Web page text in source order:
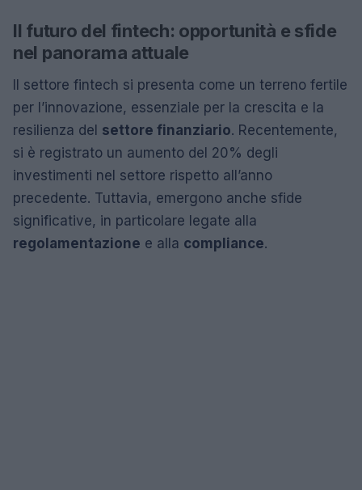
Il futuro del fintech: opportunità e sfide
nel panorama attuale
Il settore fintech si presenta come un terreno fertile
per l’innovazione, essenziale per la crescita e la
resilienza del settore finanziario. Recentemente,
si è registrato un aumento del 20% degli
investimenti nel settore rispetto all’anno
precedente. Tuttavia, emergono anche sfide
significative, in particolare legate alla
regolamentazione e alla compliance.